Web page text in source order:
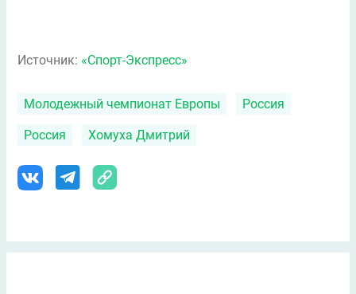
Источник: «Спорт-Экспресс»
Молодежный чемпионат Европы Россия
Россия Хомуха Дмитрий